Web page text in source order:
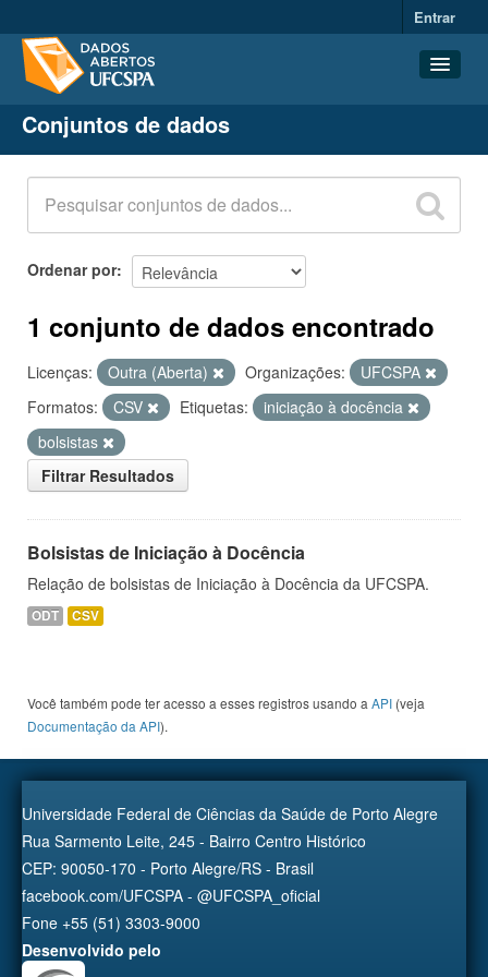
Entrar
Conjuntos de dados
Organizações
Grupos
Sobre
Conjuntos de dados
Ordenar por
1 conjunto de dados encontrado
Licenças: Outra (Aberta) Organizações:
UFCSPA
Formatos:
CSV Etiquetas:
iniciação à docência
bolsistas
Filtrar Resultados
Bolsistas de Iniciação à Docência
Relação de bolsistas de Iniciação à Docência da UFCSPA.
ODT CSV
Você também pode ter acesso a esses registros usando a API (veja
Documentação da API).
Universidade Federal de Ciências da Saúde de Porto Alegre
Rua Sarmento Leite, 245 - Bairro Centro Histórico
CEP: 90050-170 - Porto Alegre/RS - Brasil
facebook.com/UFCSPA - @UFCSPA_oficial
Fone +55 (51) 3303-9000
Desenvolvido pelo